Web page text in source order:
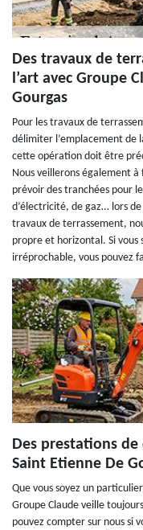
Des travaux de
l’art avec Groupe
Gourgas
Pour les travaux de
délimiter l’emplacement de
cette opération doit être
Nous veillerons également
prévoir des tranchées pour
d’électricité, de gaz… lors
travaux de terrassement,
propre et horizontal. Si vous
irréprochable, vous pouvez
Des prestations
Saint Etienne De
Que vous soyez un
Groupe Claude veille
pouvez compter sur nous si